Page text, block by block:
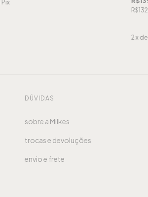
Pix
2 x de
DÚVIDAS
sobre a Milkes
trocas e devoluções
envio e frete